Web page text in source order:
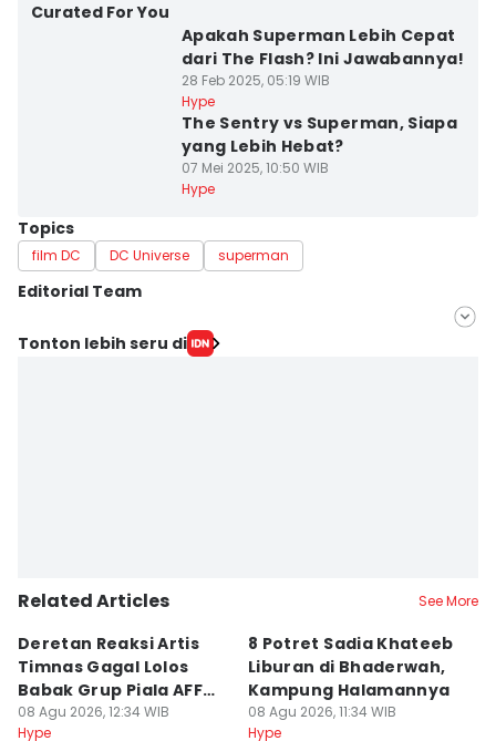
Curated For You
Apakah Superman Lebih Cepat
dari The Flash? Ini Jawabannya!
28 Feb 2025, 05:19 WIB
Hype
The Sentry vs Superman, Siapa
yang Lebih Hebat?
07 Mei 2025, 10:50 WIB
Hype
Topics
film DC DC Universe superman
Editorial Team
Editor
Tonton lebih seru di
Related Articles See More
Deretan Reaksi Artis
Timnas Gagal Lolos
Babak Grup Piala AFF
2026
08 Agu 2026, 12:34 WIB
Hype
8 Potret Sadia Khateeb
Liburan di Bhaderwah,
Kampung Halamannya
08 Agu 2026, 11:34 WIB
Hype